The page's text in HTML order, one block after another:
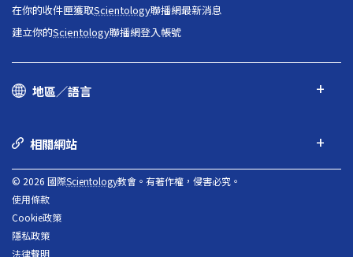
在你的收件匣獲取Scientology聯播網最新消息
建立你的Scientology聯播網登入帳號
地區／語言
相關網站
© 2026 國際Scientology教會。有著作權，侵害必究。
使用條款
Cookie政策
隱私政策
法律聲明